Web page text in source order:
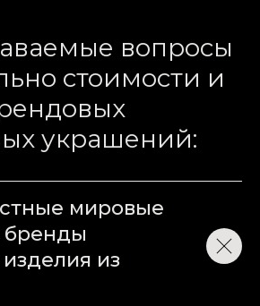
вопросы
стоимости и
украшений:
мировые
из